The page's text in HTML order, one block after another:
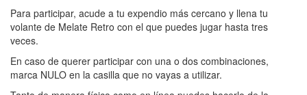
Para participar, acude a tu expendio más cercano y llena tu
volante de Melate Retro con el que puedes jugar hasta tres
veces.
En caso de querer participar con una o dos combinaciones,
marca NULO en la casilla que no vayas a utilizar.